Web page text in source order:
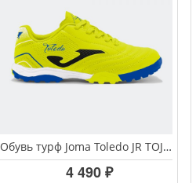
Обувь турф Joma Toledo JR TOJS.2609.TF
4 490 ₽